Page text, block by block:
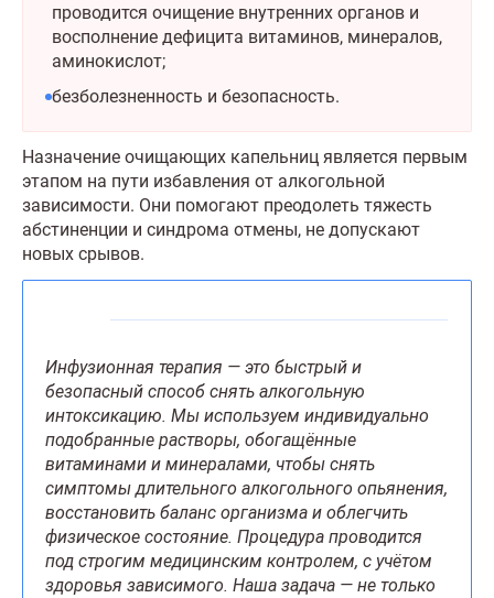
проводится очищение внутренних органов и
восполнение дефицита витаминов, минералов,
аминокислот;
безболезненность и безопасность.
Назначение очищающих капельниц является первым
этапом на пути избавления от алкогольной
зависимости. Они помогают преодолеть тяжесть
абстиненции и синдрома отмены, не допускают
новых срывов.
Инфузионная терапия — это быстрый и
безопасный способ снять алкогольную
интоксикацию. Мы используем индивидуально
подобранные растворы, обогащённые
витаминами и минералами, чтобы снять
симптомы длительного алкогольного опьянения,
восстановить баланс организма и облегчить
физическое состояние. Процедура проводится
под строгим медицинским контролем, с учётом
здоровья зависимого. Наша задача — не только